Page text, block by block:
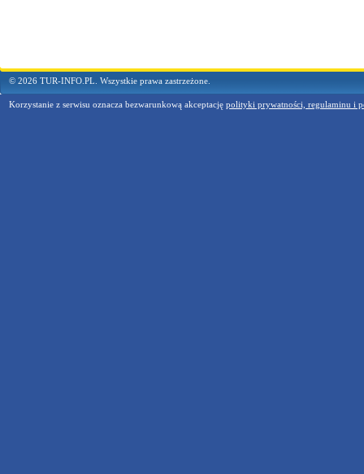
© 2026 TUR-INFO.PL. Wszystkie prawa zastrzeżone.
Korzystanie z serwisu oznacza bezwarunkową akceptację polityki prywatności, regulaminu i